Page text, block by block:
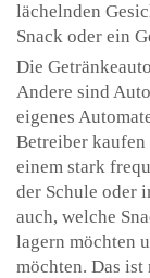
lächelnden
Snack oder ein
Die
Andere sind
eigenes
Betreiber kaufen
einem stark
der Schule oder
auch, welche
lagern möchten
möchten. Das ist